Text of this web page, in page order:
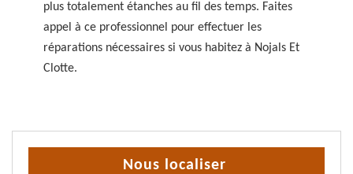
plus totalement étanches au fil des temps. Faites
appel à ce professionnel pour effectuer les
réparations nécessaires si vous habitez à Nojals Et
Clotte.
Nous localiser